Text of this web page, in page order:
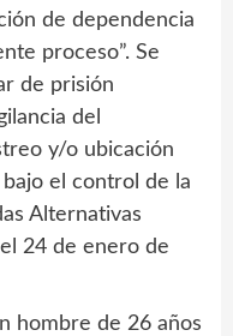
de dependencia
proceso”. Se
de prisión
del
y/o ubicación
el control de la
Alternativas
24 de enero de
hombre de 26 años